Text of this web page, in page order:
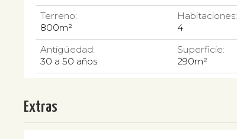
Terreno:
800m²
Habitaciones:
4
Antigüedad:
30 a 50 años
Superficie:
290m²
Extras